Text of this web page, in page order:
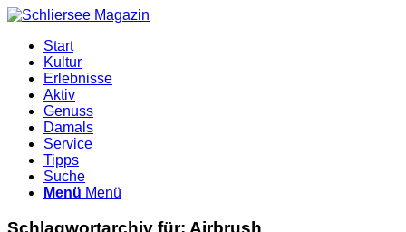
Start
Kultur
Erlebnisse
Aktiv
Genuss
Damals
Service
Tipps
Suche
Menü Menü
Schlagwortarchiv für: Airbrush